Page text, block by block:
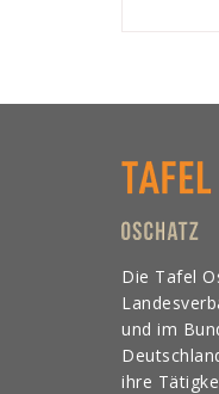
Die Tafel
und im
ihre